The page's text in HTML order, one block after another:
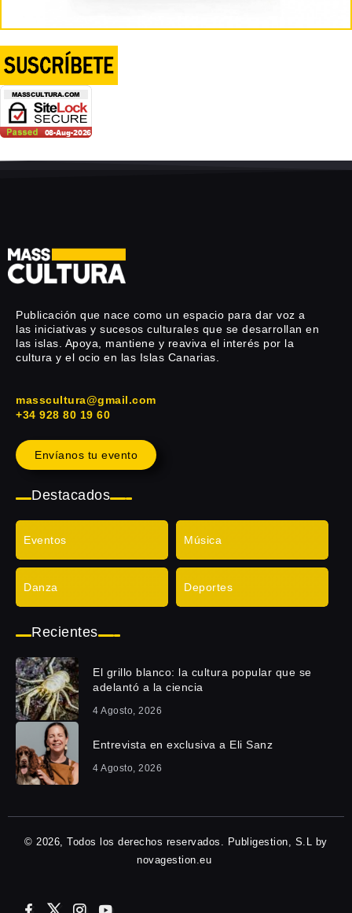
Publicación que nace como un espacio para dar voz a
las iniciativas y sucesos culturales que se desarrollan en
las islas. Apoya, mantiene y reaviva el interés por la
cultura y el ocio en las Islas Canarias.
masscultura@gmail.com
+34 928 80 19 60
Envíanos tu evento
Destacados
Eventos Música
Danza Deportes
Recientes
El grillo blanco: la cultura popular que se
adelantó a la ciencia
4 Agosto, 2026
Entrevista en exclusiva a Eli Sanz
4 Agosto, 2026
© 2026, Todos los derechos reservados. Publigestion, S.L by
novagestion.eu